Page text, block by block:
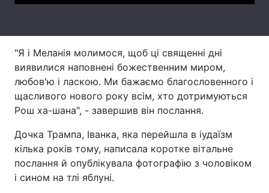
Послуги
"Я і Меланія молимося, щоб ці священні дні
виявилися наповнені божественним миром,
любов'ю і ласкою. Ми бажаємо благословенного і
щасливого нового року всім, хто дотримуються
Рош ха-шана", - завершив він послання.
Дочка Трампа, Іванка, яка перейшла в іудаїзм
кілька років тому, написала коротке вітальне
послання й опублікувала фотографію з чоловіком
і сином на тлі яблуні.